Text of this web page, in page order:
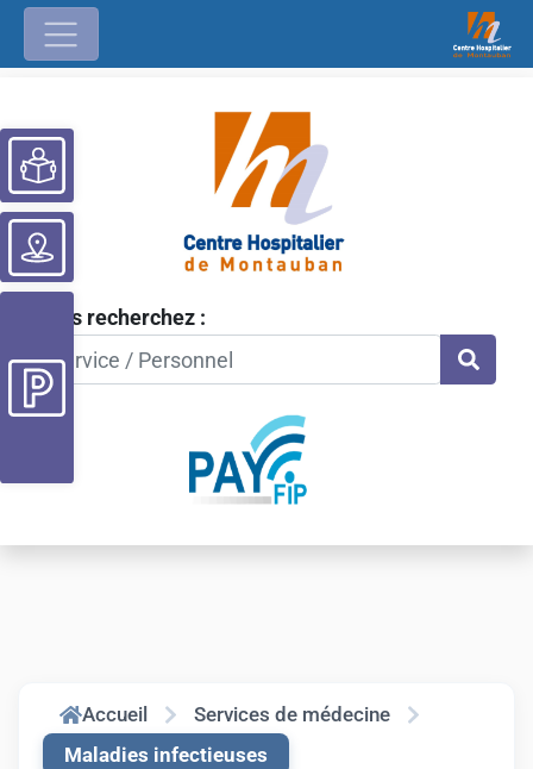
Vous recherchez :
Ouvrir la barre d’outils
Accueil
Services de médecine
Maladies infectieuses